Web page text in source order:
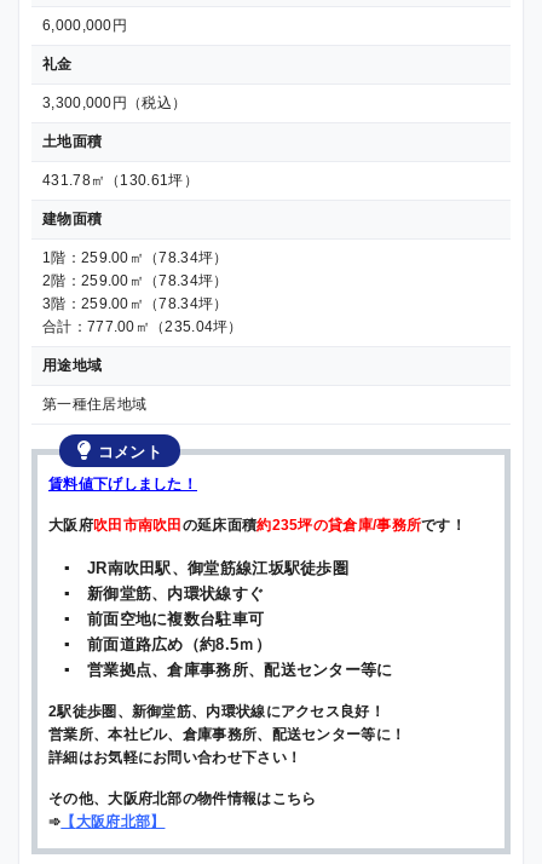
6,000,000円
礼金
3,300,000円（税込）
土地面積
431.78㎡（130.61坪）
建物面積
1階：259.00㎡（78.34坪）
2階：259.00㎡（78.34坪）
3階：259.00㎡（78.34坪）
合計：777.00㎡（235.04坪）
用途地域
第一種住居地域
コメント
賃料値下げしました！
大阪府吹田市南吹田の延床面積約235坪の貸倉庫/事務所です！
▪ JR南吹田駅、御堂筋線江坂駅徒歩圏
▪ 新御堂筋、内環状線すぐ
▪ 前面空地に複数台駐車可
▪ 前面道路広め（約8.5ｍ）
▪ 営業拠点、倉庫事務所、配送センター等に
2駅徒歩圏、新御堂筋、内環状線にアクセス良好！
営業所、本社ビル、倉庫事務所、配送センター等に！
詳細はお気軽にお問い合わせ下さい！
その他、大阪府北部の物件情報はこちら
➾ 【大阪府北部】